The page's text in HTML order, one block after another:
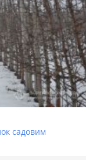
садовим